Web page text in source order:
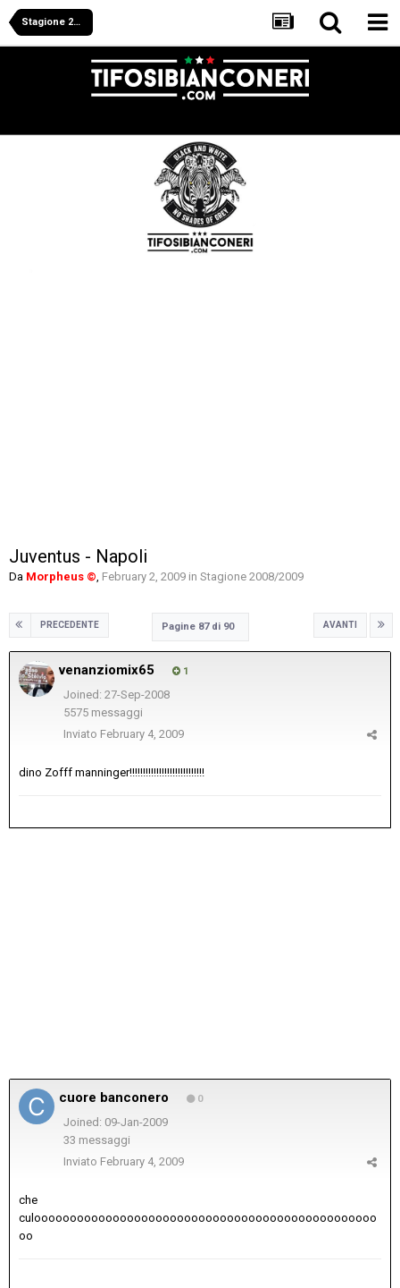
Stagione 2008/2009
Juventus - Napoli
Da Morpheus ©, February 2, 2009 in Stagione 2008/2009
PRECEDENTE AVANTI
Pagine 87 di 90
venanziomix65 1
Joined: 27-Sep-2008
5575 messaggi
Inviato February 4, 2009
dino Zofff manninger!!!!!!!!!!!!!!!!!!!!!!!!!!!!
cuore banconero 0
Joined: 09-Jan-2009
33 messaggi
Inviato February 4, 2009
che
culoooooooooooooooooooooooooooooooooooooooooooooooo
oo